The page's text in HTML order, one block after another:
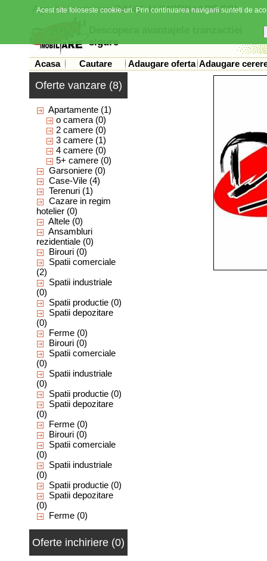
Agentia imobiliaraDANYLU IMOBILIARE SRL
sigure
Acasa Cautare Adaugare oferta Adaugare
Oferte vanzare (8)
Apartamente (1)
o camera (0)
2 camere (0)
3 camere (1)
4 camere (0)
5+ camere (0)
Garsoniere (0)
Case-Vile (4)
Terenuri (1)
Cazare in regim
hotelier (0)
Altele (0)
Ansambluri
rezidentiale (0)
Birouri (0)
Spatii comerciale
(2)
Spatii industriale
(0)
Spatii productie (0)
Spatii depozitare
(0)
Ferme (0)
Birouri (0)
Spatii comerciale
(0)
Spatii industriale
(0)
Spatii productie (0)
Spatii depozitare
(0)
Ferme (0)
Birouri (0)
Spatii comerciale
(0)
Spatii industriale
(0)
Spatii productie (0)
Spatii depozitare
(0)
Ferme (0)
Oferte inchiriere (0)
Acest site foloseste cookie-uri. Prin continuarea navigarii sunteti de